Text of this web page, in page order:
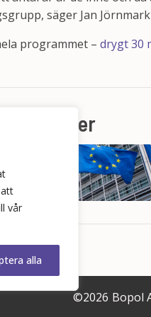
vår
alla
säger Jan
programmet – drygt 30
nyheter
©2026 Bopol